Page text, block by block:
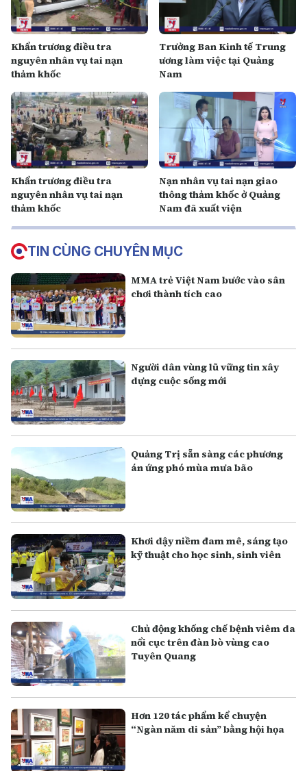
Khẩn trương điều tra
nguyên nhân vụ tai nạn
thảm khốc
Trưởng Ban Kinh tế Trung
ương làm việc tại Quảng
Nam
Khẩn trương điều tra
nguyên nhân vụ tai nạn
thảm khốc
Nạn nhân vụ tai nạn giao
thông thảm khốc ở Quảng
Nam đã xuất viện
TIN CÙNG CHUYÊN MỤC
MMA trẻ Việt Nam bước vào sân
chơi thành tích cao
Người dân vùng lũ vững tin xây
dựng cuộc sống mới
Quảng Trị sẵn sàng các phương
án ứng phó mùa mưa bão
Khơi dậy niềm đam mê, sáng tạo
kỹ thuật cho học sinh, sinh viên
Chủ động khống chế bệnh viêm da
nổi cục trên đàn bò vùng cao
Tuyên Quang
Hơn 120 tác phẩm kể chuyện
“Ngàn năm di sản” bằng hội họa